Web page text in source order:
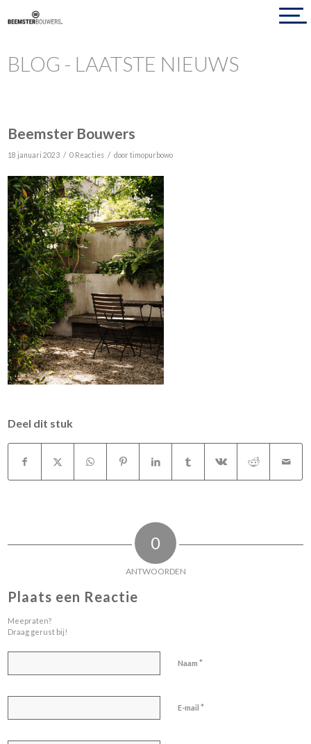
BLOG - LAATSTE NIEUWS
Beemster Bouwers
18 januari 2023 / 0 Reacties / doortimopurbowo
Deel dit stuk
0
ANTWOORDEN
Plaats een Reactie
Meepraten?
Draag gerust bij!
Naam*
E-mail*